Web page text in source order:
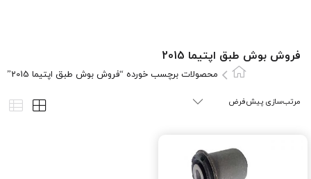
فروش بوش طبق اپتیما 2015
محصولات برچسب خورده “فروش بوش طبق اپتیما 2015”